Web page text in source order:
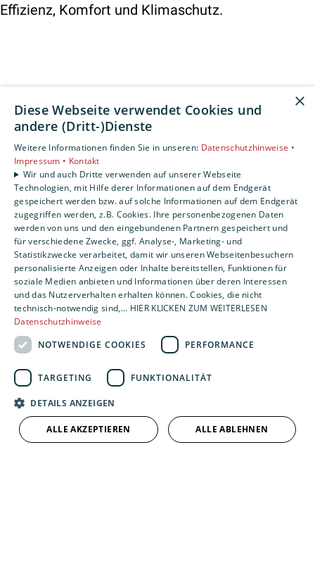
Effizienz, Komfort und Klimaschutz.
×
Diese Webseite verwendet Cookies und
andere (Dritt-)Dienste
Weitere Informationen finden Sie in unseren: Datenschutzhinweise •
Impressum • Kontakt
Wir und auch Dritte verwenden auf unserer Webseite
Technologien, mit Hilfe derer Informationen auf dem Endgerät
gespeichert werden bzw. auf solche Informationen auf dem Endgerät
zugegriffen werden, z.B. Cookies. Ihre personenbezogenen Daten
werden von uns und den eingebundenen Partnern gespeichert und
für verschiedene Zwecke, ggf. Analyse-, Marketing- und
Statistikzwecke verarbeitet, damit wir unseren Webseitenbesuchern
personalisierte Anzeigen oder Inhalte bereitstellen, Funktionen für
soziale Medien anbieten und Informationen über deren Interessen
und das Nutzerverhalten erhalten können. Cookies, die nicht
technisch-notwendig sind,... HIER KLICKEN ZUM WEITERLESEN
Datenschutzhinweise
NOTWENDIGE COOKIES
PERFORMANCE
TARGETING FUNKTIONALITÄT
DETAILS ANZEIGEN
ALLE AKZEPTIEREN ALLE ABLEHNEN